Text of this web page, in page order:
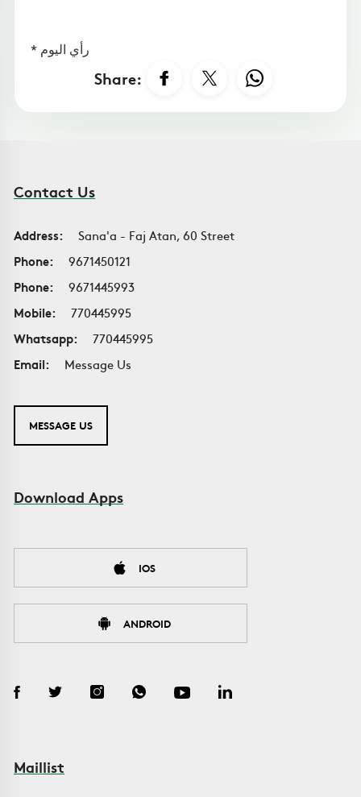
* رأي اليوم
Share:
Contact Us
Address:
Sana'a - Faj Atan, 60 Street
Phone:
9671450121
Phone:
9671445993
Mobile:
770445995
Whatsapp:
770445995
Email:
Message Us
MESSAGE US
Download Apps
IOS
ANDROID
Maillist